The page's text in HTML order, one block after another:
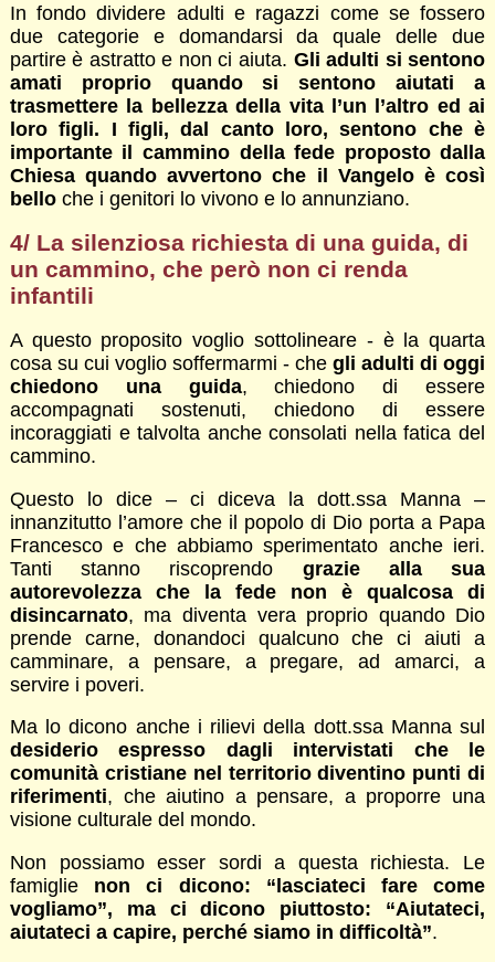
In fondo dividere adulti e ragazzi come se fossero
due categorie e domandarsi da quale delle due
partire è astratto e non ci aiuta. Gli adulti si sentono
amati proprio quando si sentono aiutati a
trasmettere la bellezza della vita l’un l’altro ed ai
loro figli. I figli, dal canto loro, sentono che è
importante il cammino della fede proposto dalla
Chiesa quando avvertono che il Vangelo è così
belloche i genitori lo vivono e lo annunziano.
4/ La silenziosa richiesta di una guida, di
un cammino, che però non ci renda
infantili
A questo proposito voglio sottolineare - è la quarta
cosa su cui voglio soffermarmi - chegli adulti di oggi
chiedono una guida, chiedono di essere
accompagnati sostenuti, chiedono di essere
incoraggiati e talvolta anche consolati nella fatica del
cammino.
Questo lo dice – ci diceva la dott.ssa Manna –
innanzitutto l’amore che il popolo di Dio porta a Papa
Francesco e che abbiamo sperimentato anche ieri.
Tanti stanno riscoprendo grazie alla sua
autorevolezza che la fede non è qualcosa di
disincarnato, ma diventa vera proprio quando Dio
prende carne, donandoci qualcuno che ci aiuti a
camminare, a pensare, a pregare, ad amarci, a
servire i poveri.
Ma lo dicono anche i rilievi della dott.ssa Manna sul
desiderio espresso dagli intervistati che le
comunità cristiane nel territorio diventino punti di
riferimenti, che aiutino a pensare, a proporre una
visione culturale del mondo.
Non possiamo esser sordi a questa richiesta. Le
famiglie non ci dicono: “lasciateci fare come
vogliamo”, ma ci dicono piuttosto: “Aiutateci,
aiutateci a capire, perché siamo in difficoltà”.